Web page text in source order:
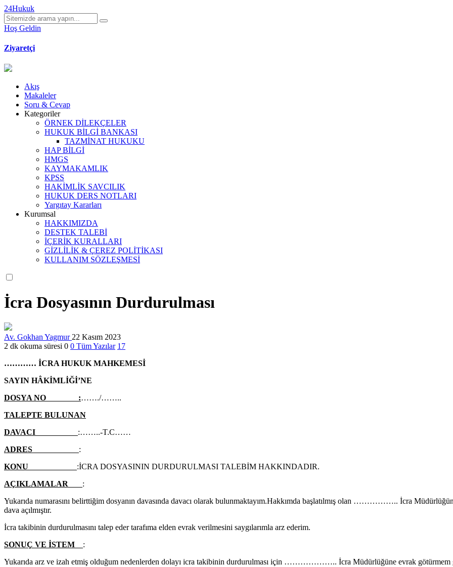
24Hukuk
Hoş Geldin
Ziyaretçi
Akış
Makaleler
Soru & Cevap
Kategoriler
ÖRNEK DİLEKÇELER
HUKUK BİLGİ BANKASI
TAZMİNAT HUKUKU
HAP BİLGİ
HMGS
KAYMAKAMLIK
KPSS
HAKİMLİK SAVCILIK
HUKUK DERS NOTLARI
Yargıtay Kararları
Kurumsal
HAKKIMIZDA
DESTEK TALEBİ
İÇERİK KURALLARI
GİZLİLİK & ÇEREZ POLİTİKASI
KULLANIM SÖZLEŞMESİ
İcra Dosyasının Durdurulması
Av. Gokhan Yagmur22 Kasım 2023
2 dk okuma süresi 0 0 Tüm Yazılar 17
………… İCRA HUKUK MAHKEMESİ
SAYIN HÂKİMLİĞİ’NE
DOSYA NO :……./……..
TALEPTE BULUNAN
DAVACI :……..-T.C……
ADRES :
KONU :İCRA DOSYASININ DURDURULMASI TALEBİM HAKKINDADIR.
AÇIKLAMALAR :
Yukarıda numarasını belirttiğim dosyanın davasında davacı olarak bulunmaktayım.Hakkımda başlatılmış olan …………….. İcra
dava açılmıştır.
İcra takibinin durdurulmasını talep eder tarafıma elden evrak verilmesini saygılarımla arz ederim.
SONUÇ VE İSTEM :
Yukarıda arz ve izah etmiş olduğum nedenlerden dolayı icra takibinin durdurulması için ……………….. İcra Müdürlüğüne evrak götürmem